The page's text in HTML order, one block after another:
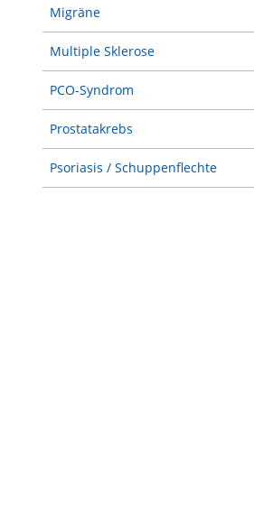
Migräne
Multiple Sklerose
PCO-Syndrom
Prostatakrebs
Psoriasis / Schuppenflechte